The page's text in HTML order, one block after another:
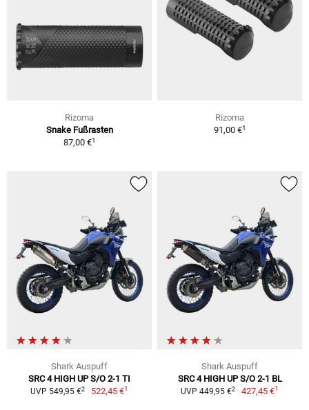
Rizoma
Snake Fußrasten
87,00 €1
Rizoma
91,00 €1
Shark Auspuff
SRC 4 HIGH UP S/O 2-1 TI
UVP 549,95 €2 522,45 €1
Shark Auspuff
SRC 4 HIGH UP S/O 2-1 BL
UVP 449,95 €2 427,45 €1